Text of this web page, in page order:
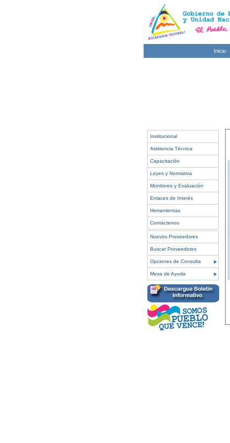
Inicio
Institucional
Asistencia Técnica
Capacitación
Leyes y Normativa
Monitoreo y Evaluación
Enlaces de Interés
Herramientas
Contáctenos
Nuevos Proveedores
Buscar Proveedores
Opciones de Consulta
Mesa de Ayuda